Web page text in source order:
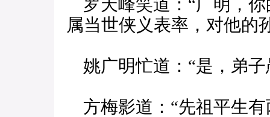
罗天峰笑道：“广明，
属当世侠义表率，对他的
姚广明忙道：“是，弟子
方梅影道：“先祖平生